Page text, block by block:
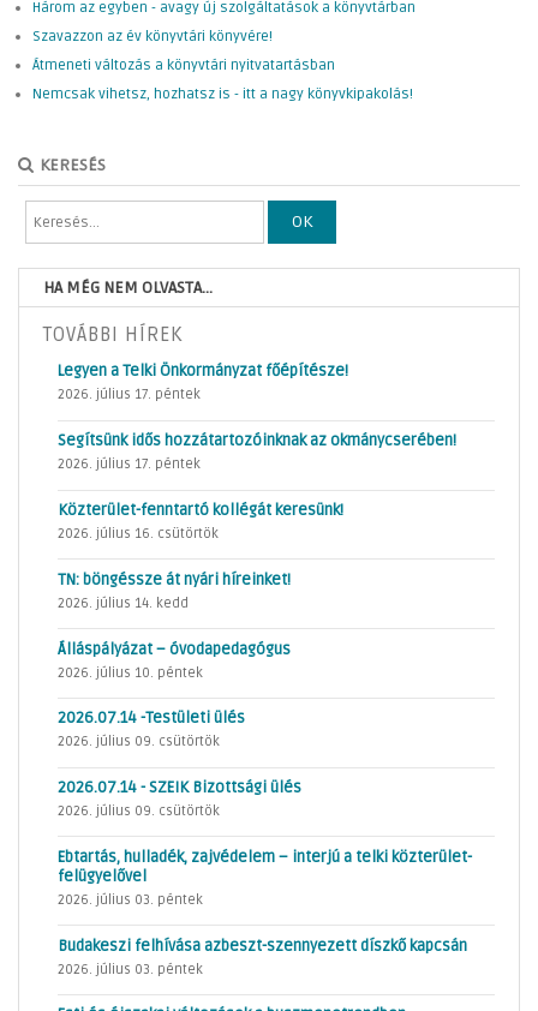
Három az egyben - avagy új szolgáltatások a könyvtárban
Szavazzon az év könyvtári könyvére!
Átmeneti változás a könyvtári nyitvatartásban
Nemcsak vihetsz, hozhatsz is - itt a nagy könyvkipakolás!
KERESÉS
OK
HA MÉG NEM OLVASTA...
TOVÁBBI HÍREK
Legyen a Telki Önkormányzat főépítésze!
2026. július 17. péntek
Segítsünk idős hozzátartozóinknak az okmánycserében!
2026. július 17. péntek
Közterület-fenntartó kollégát keresünk!
2026. július 16. csütörtök
TN: böngéssze át nyári híreinket!
2026. július 14. kedd
Álláspályázat – óvodapedagógus
2026. július 10. péntek
2026.07.14 -Testületi ülés
2026. július 09. csütörtök
2026.07.14 - SZEIK Bizottsági ülés
2026. július 09. csütörtök
Ebtartás, hulladék, zajvédelem – interjú a telki közterület-
felügyelővel
2026. július 03. péntek
Budakeszi felhívása azbeszt-szennyezett díszkő kapcsán
2026. július 03. péntek